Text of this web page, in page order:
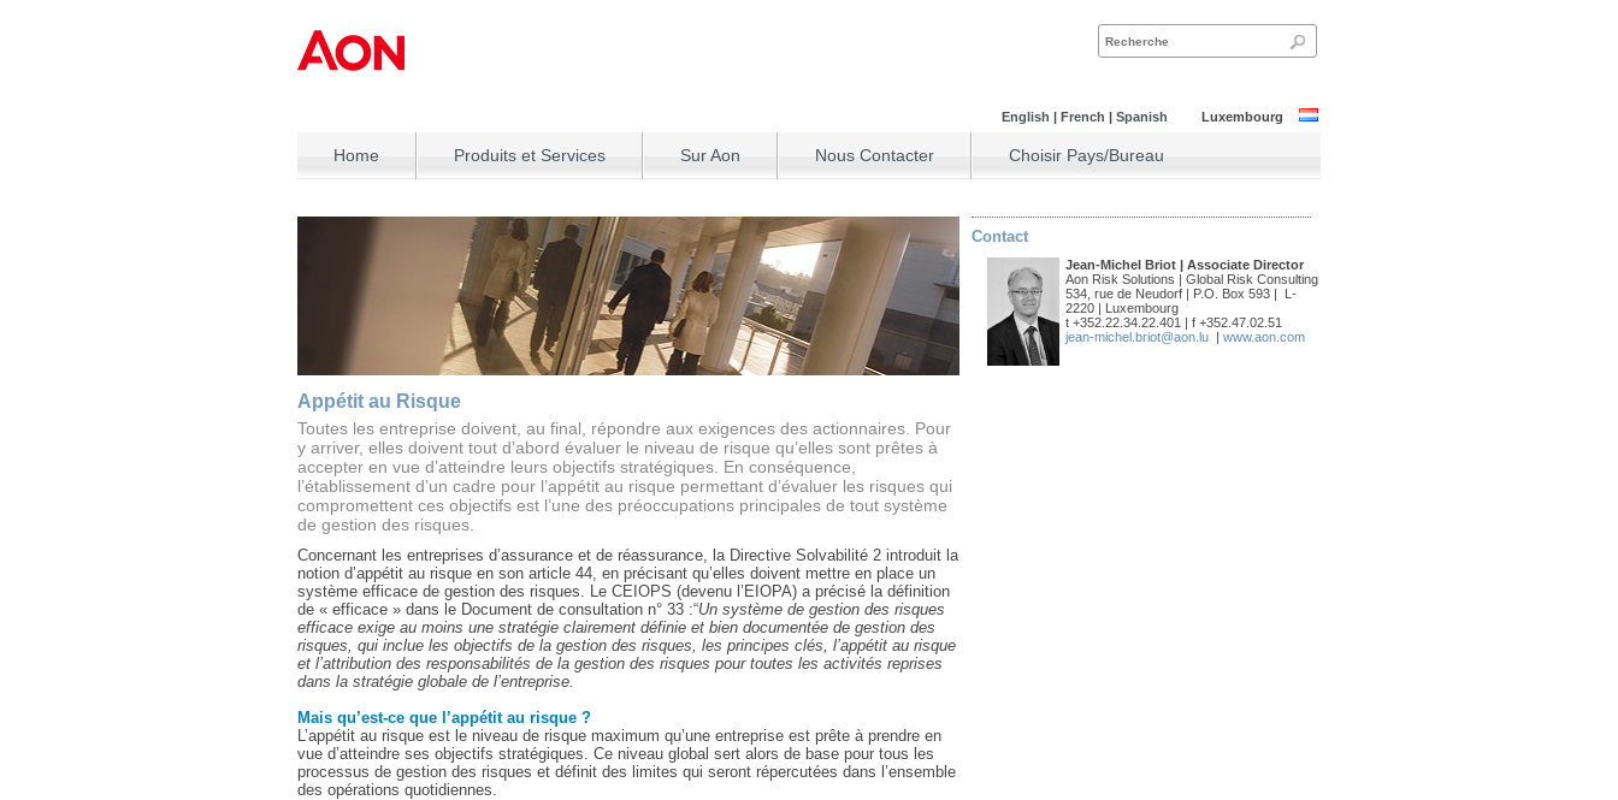
English | French | Spanish Luxembourg
Home Produits et Services Sur Aon Nous Contacter Choisir Pays/Bureau
Appétit au Risque
Toutes les entreprise doivent, au final, répondre aux exigences des actionnaires. Pour
y arriver, elles doivent tout d’abord évaluer le niveau de risque qu’elles sont prêtes à
accepter en vue d’atteindre leurs objectifs stratégiques. En conséquence,
l’établissement d’un cadre pour l’appétit au risque permettant d’évaluer les risques qui
compromettent ces objectifs est l’une des préoccupations principales de tout système
de gestion des risques.
Concernant les entreprises d’assurance et de réassurance, la Directive Solvabilité 2 introduit la
notion d’appétit au risque en son article 44, en précisant qu’elles doivent mettre en place un
système efficace de gestion des risques. Le CEIOPS (devenu l’EIOPA) a précisé la définition
de « efficace » dans le Document de consultation n° 33 :“Un système de gestion des risques
efficace exige au moins une stratégie clairement définie et bien documentée de gestion des
risques, qui inclue les objectifs de la gestion des risques, les principes clés, l’appétit au risque
et l’attribution des responsabilités de la gestion des risques pour toutes les activités reprises
dans la stratégie globale de l’entreprise.
Mais qu’est-ce que l’appétit au risque ?
L’appétit au risque est le niveau de risque maximum qu’une entreprise est prête à prendre en
vue d’atteindre ses objectifs stratégiques. Ce niveau global sert alors de base pour tous les
processus de gestion des risques et définit des limites qui seront répercutées dans l’ensemble
des opérations quotidiennes.
Contact
Jean-Michel Briot | Associate Director
Aon Risk Solutions | Global Risk Consulting
534, rue de Neudorf | P.O. Box 593 | L-
2220 | Luxembourg
t +352.22.34.22.401 | f +352.47.02.51
jean-michel.briot@aon.lu | www.aon.com